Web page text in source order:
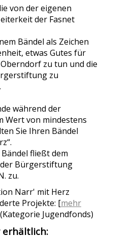
von der eigenen
der Fasnet
Bändel als Zeichen
etwas Gutes für
zu tun und die
zu
während der
Wert von mindestens
Sie Ihren Bändel
fließt dem
Bürgerstiftung
zu.
Narr' mit Herz
Projekte: [mehr
Jugendfonds)
erhältlich: